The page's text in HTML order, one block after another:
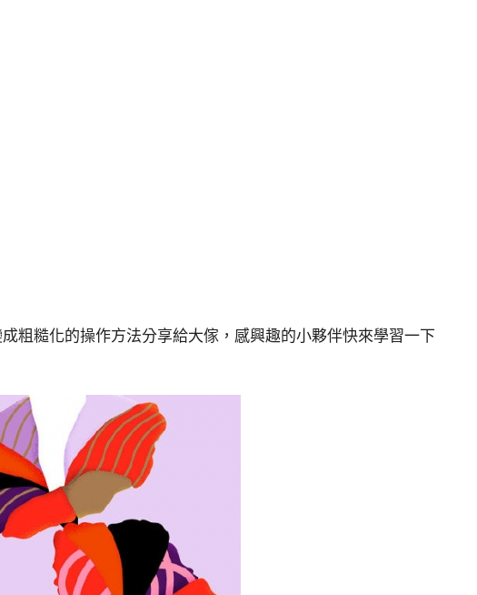
粗糙化的操作方法分享給大傢，感興趣的小夥伴快來學習一下